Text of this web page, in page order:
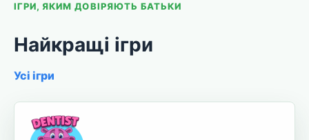
ІГРИ, ЯКИМ ДОВІРЯЮТЬ БАТЬКИ
Найкращі ігри
Усі ігри